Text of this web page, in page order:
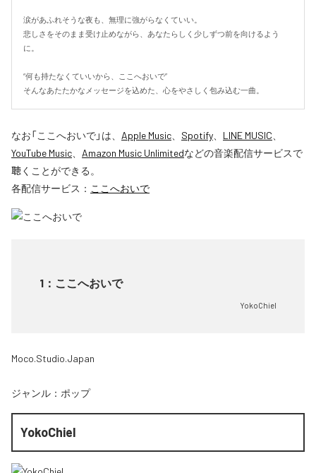
涙があふれそうな夜も、無理に強がらなくていい。
悲しさをそのまま受け止めながら、あなたらしく少しずつ前を向けるよう
に。
“何も持たなくていいから、ここへおいで”
そんなあたたかなメッセージを込めた、心をやさしく包み込む一曲。
なお「ここへおいで」は、 Apple Music Spotify LINE MUSIC
YouTube Music
Amazon Music Unlimitedなどの音楽配信サービスで
聴くことができる。
各配信サービス： ここへおいで
1 ： ここへおいで
YokoChiel
Moco.Studio.Japan
ジャンル： ポップ
YokoChiel